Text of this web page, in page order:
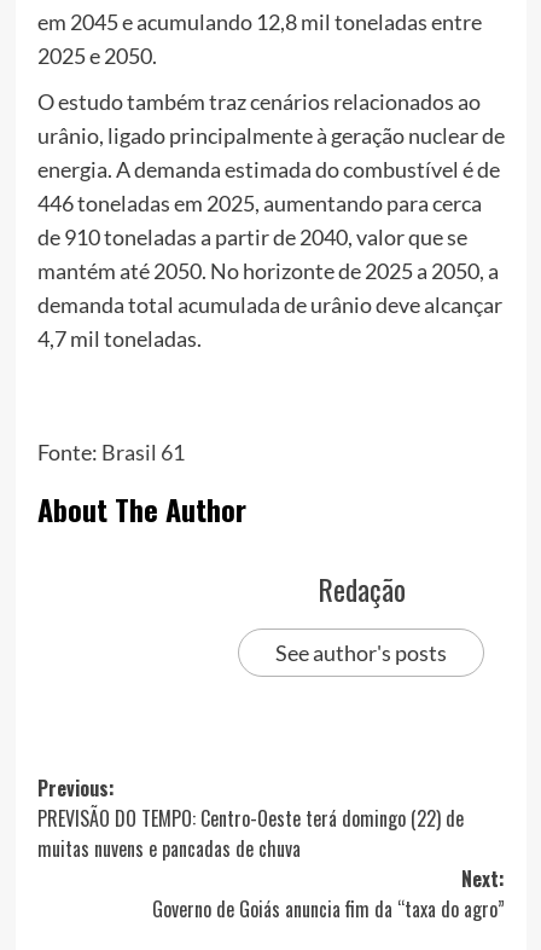
em 2045 e acumulando 12,8 mil toneladas entre
2025 e 2050.
O estudo também traz cenários relacionados ao
urânio, ligado principalmente à geração nuclear de
energia. A demanda estimada do combustível é de
446 toneladas em 2025, aumentando para cerca
de 910 toneladas a partir de 2040, valor que se
mantém até 2050. No horizonte de 2025 a 2050, a
demanda total acumulada de urânio deve alcançar
4,7 mil toneladas.
Fonte: Brasil 61
About The Author
Redação
See author's posts
Post
navigation
Previous:
PREVISÃO DO TEMPO: Centro-Oeste terá domingo (22) de
muitas nuvens e pancadas de chuva
Next:
Governo de Goiás anuncia fim da “taxa do agro”